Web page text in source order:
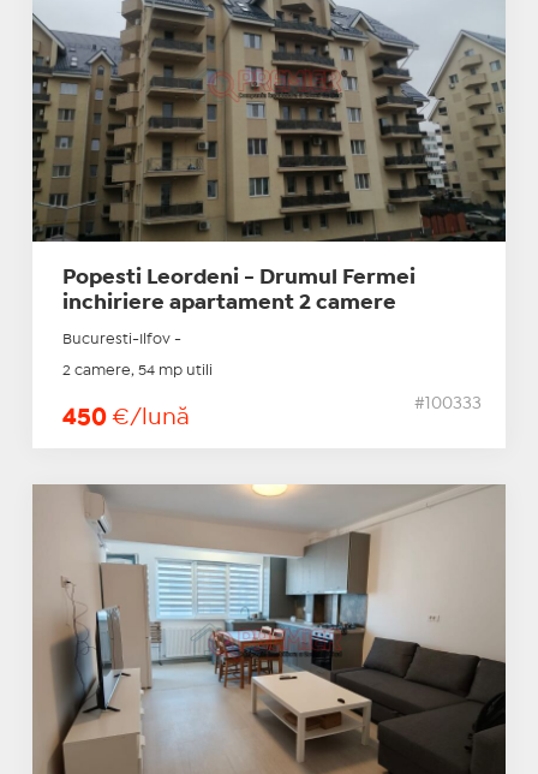
Popesti Leordeni - Drumul Fermei
inchiriere apartament 2 camere
Bucuresti-Ilfov -
2 camere, 54 mp utili
450 €/lună
#100333